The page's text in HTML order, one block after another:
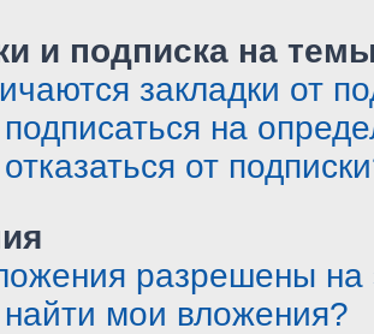
и подписка на
закладки от
на
от
разрешены
мои вложения?